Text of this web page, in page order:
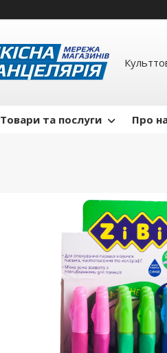
Товари та послуги Про